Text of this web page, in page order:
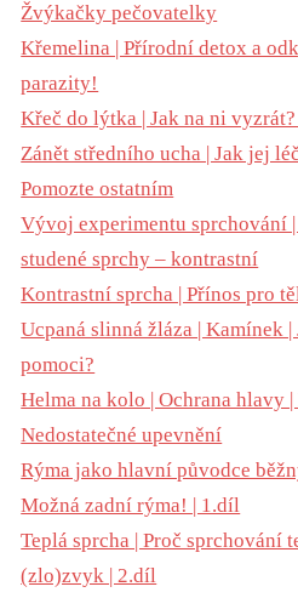
Žvýkačky pečovatelky
Křemelina | Přírodní detox a
parazity!
Křeč do lýtka | Jak na ni vyzrát?
Zánět středního ucha | Jak jej
Pomozte ostatním
Vývoj experimentu sprchování
studené sprchy – kontrastní
Kontrastní sprcha | Přínos pro
Ucpaná slinná žláza | Kamínek |
pomoci?
Helma na kolo | Ochrana hlavy |
Nedostatečné upevnění
Rýma jako hlavní původce
Možná zadní rýma! | 1.díl
Teplá sprcha | Proč sprchování
(zlo)zvyk | 2.díl